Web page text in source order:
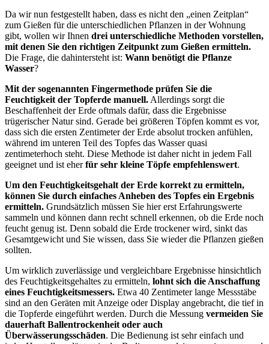
Da wir nun festgestellt haben, dass es nicht den „einen Zeitplan“
zum Gießen für die unterschiedlichen Pflanzen in der Wohnung
gibt, wollen wir Ihnen drei unterschiedliche Methoden vorstellen,
mit denen Sie den richtigen Zeitpunkt zum Gießen ermitteln.
Die Frage, die dahintersteht ist: Wann benötigt die Pflanze
Wasser?
Mit der sogenannten Fingermethode prüfen Sie die
Feuchtigkeit der Topferde manuell. Allerdings sorgt die
Beschaffenheit der Erde oftmals dafür, dass die Ergebnisse
trügerischer Natur sind. Gerade bei größeren Töpfen kommt es vor,
dass sich die ersten Zentimeter der Erde absolut trocken anfühlen,
während im unteren Teil des Topfes das Wasser quasi
zentimeterhoch steht. Diese Methode ist daher nicht in jedem Fall
geeignet und ist eherfür sehr kleine Töpfe empfehlenswert.
Um den Feuchtigkeitsgehalt der Erde korrekt zu ermitteln,
können Sie durch einfaches Anheben des Topfes ein Ergebnis
ermitteln. Grundsätzlich müssen Sie hier erst Erfahrungswerte
sammeln und können dann recht schnell erkennen, ob die Erde noch
feucht genug ist. Denn sobald die Erde trockener wird, sinkt das
Gesamtgewicht und Sie wissen, dass Sie wieder die Pflanzen gießen
sollten.
Um wirklich zuverlässige und vergleichbare Ergebnisse hinsichtlich
des Feuchtigkeitsgehaltes zu ermitteln, lohnt sich die Anschaffung
eines Feuchtigkeitsmessers. Etwa 40 Zentimeter lange Messstäbe
sind an den Geräten mit Anzeige oder Display angebracht, die tief in
die Topferde eingeführt werden. Durch die Messung vermeiden Sie
dauerhaft Ballentrockenheit oder auch
Überwässerungsschäden. Die Bedienung ist sehr einfach und